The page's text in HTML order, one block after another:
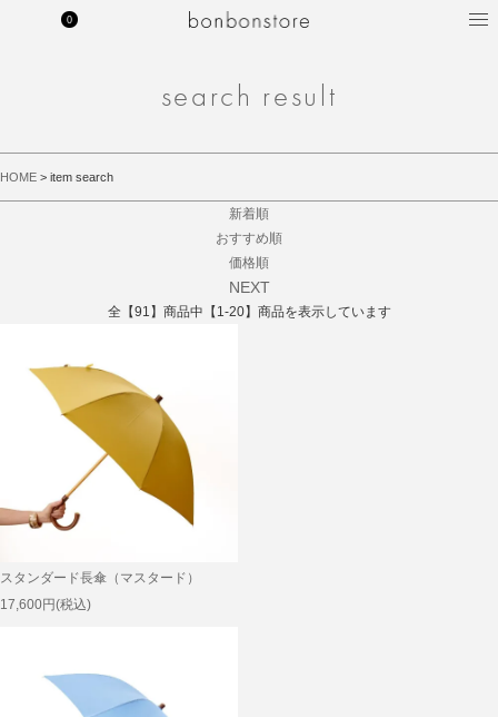
MY PAGE
CART
0
search result
HOME > item search
新着順
おすすめ順
価格順
NEXT
全【91】商品中【1-20】商品を表示しています
スタンダード長傘（マスタード）
17,600円(税込)